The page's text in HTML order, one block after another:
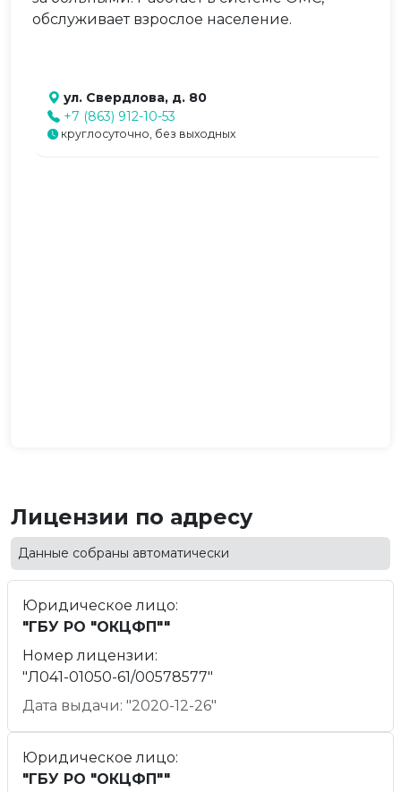
обслуживает взрослое население.
ул. Свердлова, д. 80
+7 (863) 912-10-53
круглосуточно, без выходных
Лицензии по адресу
Данные собраны автоматически
Юридическое лицо:
"ГБУ РО "ОКЦФП""
Номер лицензии:
"Л041-01050-61/00578577"
Дата выдачи: "2020-12-26"
Юридическое лицо:
"ГБУ РО "ОКЦФП""